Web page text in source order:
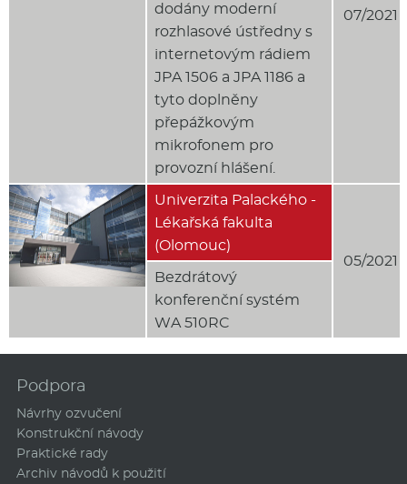
07/2021
dodány moderní
rozhlasové ústředny s
internetovým rádiem
JPA 1506 a JPA 1186 a
tyto doplněny
přepážkovým
mikrofonem pro
provozní hlášení.
Univerzita Palackého -
Lékařská fakulta
(Olomouc)
05/2021
Bezdrátový
konferenční systém
WA 510RC
Podpora
Návrhy ozvučení
Konstrukční návody
Praktické rady
Archiv návodů k použití